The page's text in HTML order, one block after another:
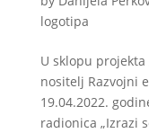
logotipa
U sklopu
nositelj Razvojni
19.04.2022.
radionica „Izrazi